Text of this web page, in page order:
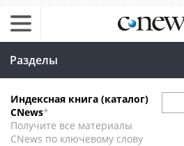
Разделы
Индексная книга (каталог)
CNews*
Получите все материалы
CNews по ключевому слову